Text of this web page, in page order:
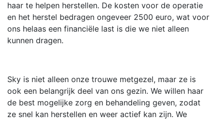
haar te helpen herstellen. De kosten voor de operatie
en het herstel bedragen ongeveer 2500 euro, wat voor
ons helaas een financiële last is die we niet alleen
kunnen dragen.
Sky is niet alleen onze trouwe metgezel, maar ze is
ook een belangrijk deel van ons gezin. We willen haar
de best mogelijke zorg en behandeling geven, zodat
ze snel kan herstellen en weer actief kan zijn. We